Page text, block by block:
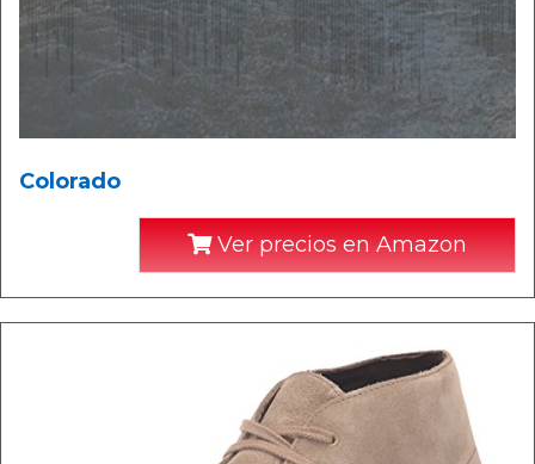
Colorado
Ver precios en Amazon